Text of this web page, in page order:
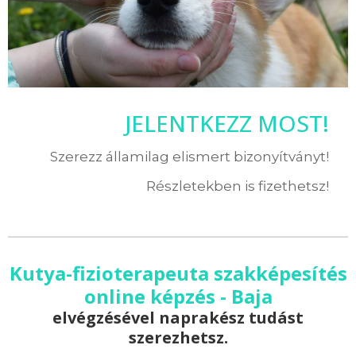
JELENTKEZZ MOST!
Szerezz államilag elismert bizonyítványt!
Részletekben is fizethetsz!
Kutya-fizioterapeuta szakképesítés
online képzés - Baja
elvégzésével naprakész tudást
szerezhetsz.